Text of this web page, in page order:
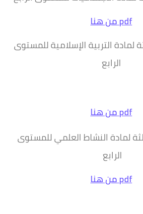
pdf من هنا
لمادة التربية الإسلامية للمستوى
الرابع
pdf من هنا
لمادة النشاط العلمي للمستوى
الرابع
pdf من هنا